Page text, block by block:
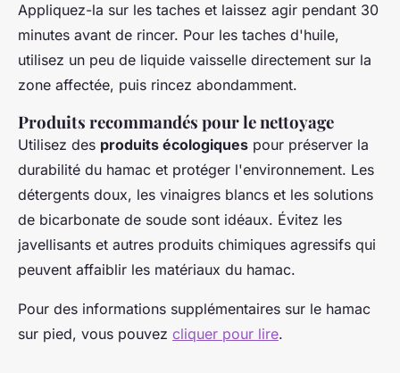
Appliquez-la sur les taches et laissez agir pendant 30
minutes avant de rincer. Pour les taches d'huile,
utilisez un peu de liquide vaisselle directement sur la
zone affectée, puis rincez abondamment.
Produits recommandés pour le nettoyage
Utilisez des produits écologiques pour préserver la
durabilité du hamac et protéger l'environnement. Les
détergents doux, les vinaigres blancs et les solutions
de bicarbonate de soude sont idéaux. Évitez les
javellisants et autres produits chimiques agressifs qui
peuvent affaiblir les matériaux du hamac.
Pour des informations supplémentaires sur le hamac
sur pied, vous pouvez cliquer pour lire.